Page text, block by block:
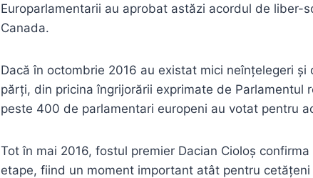
Europarlamentarii au aprobat astăzi acordul de liber-
Canada.
Dacă în octombrie 2016 au existat mici neînțelegeri
părți, din pricina îngrijorării exprimate de Parlamentul
peste 400 de parlamentari europeni au votat pentru
Tot în mai 2016, fostul premier Dacian Cioloș
etape, fiind un moment important atât pentru